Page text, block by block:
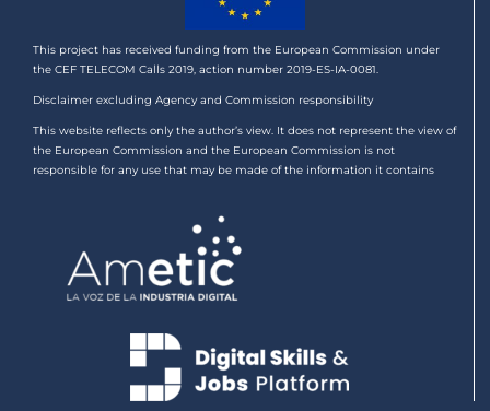
This project has received funding from the European Commission under
the CEF TELECOM Calls 2019, action number 2019-ES-IA-0081.
Disclaimer excluding Agency and Commission responsibility
This website reflects only the author’s view. It does not represent the view of
the European Commission and the European Commission is not
responsible for any use that may be made of the information it contains